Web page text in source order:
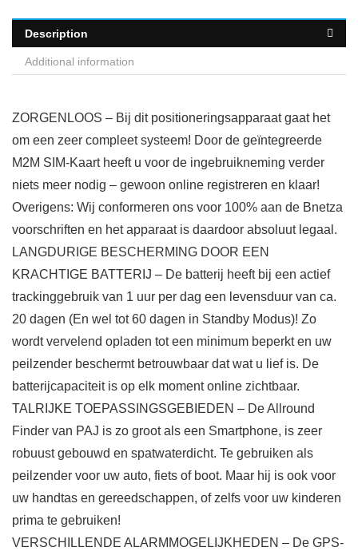
Description
Additional information
ZORGENLOOS – Bij dit positioneringsapparaat gaat het
om een zeer compleet systeem! Door de geïntegreerde
M2M SIM-Kaart heeft u voor de ingebruikneming verder
niets meer nodig – gewoon online registreren en klaar!
Overigens: Wij conformeren ons voor 100% aan de Bnetza
voorschriften en het apparaat is daardoor absoluut legaal.
LANGDURIGE BESCHERMING DOOR EEN
KRACHTIGE BATTERIJ – De batterij heeft bij een actief
trackinggebruik van 1 uur per dag een levensduur van ca.
20 dagen (En wel tot 60 dagen in Standby Modus)! Zo
wordt vervelend opladen tot een minimum beperkt en uw
peilzender beschermt betrouwbaar dat wat u lief is. De
batterijcapaciteit is op elk moment online zichtbaar.
TALRIJKE TOEPASSINGSGEBIEDEN – De Allround
Finder van PAJ is zo groot als een Smartphone, is zeer
robuust gebouwd en spatwaterdicht. Te gebruiken als
peilzender voor uw auto, fiets of boot. Maar hij is ook voor
uw handtas en gereedschappen, of zelfs voor uw kinderen
prima te gebruiken!
VERSCHILLENDE ALARMMOGELIJKHEDEN – De GPS-